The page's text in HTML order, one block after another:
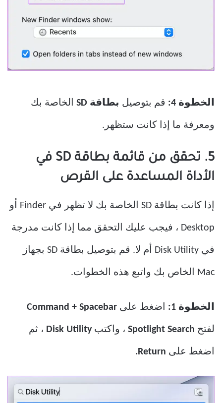
الخطوة 4: قم بتوصيل بطاقة SD الخاصة بك
ومعرفة ما إذا كانت ستظهر.
5. تحقق من قائمة بطاقة SD في
الأداة المساعدة على القرص
إذا كانت بطاقة SD الخاصة بك لا تظهر في Finder أو
Desktop ، فيجب عليك التحقق مما إذا كانت مدرجة
في Disk Utility أم لا. قم بتوصيل بطاقة SD بجهاز
Mac الخاص بك واتبع هذه الخطوات.
الخطوة 1: اضغط على Command + Spacebar
لفتح Spotlight Search ، واكتبDisk Utility ، ثم
اضغط على Return.